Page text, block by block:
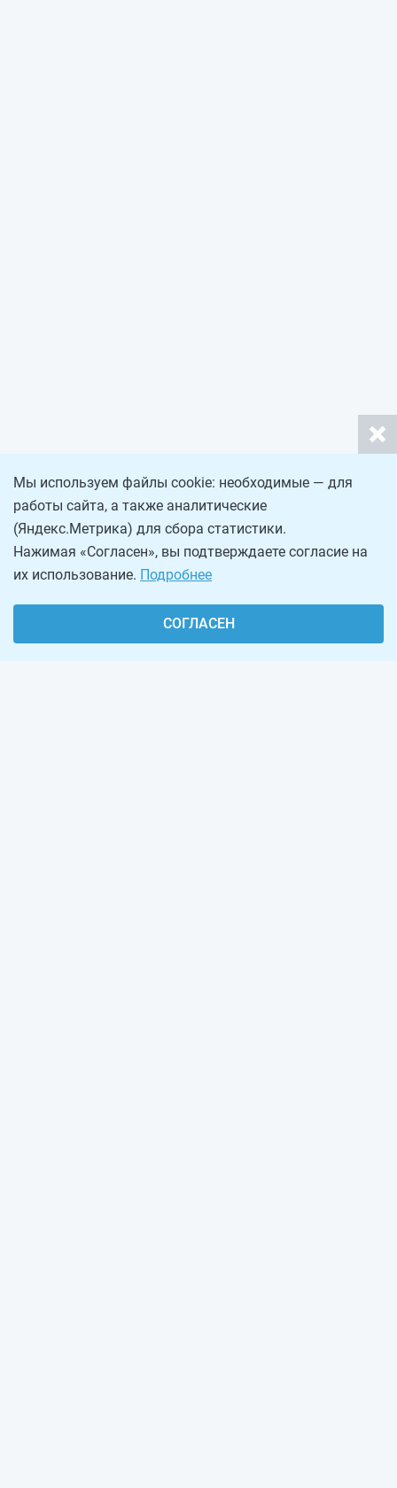
Мы используем файлы cookie: необходимые — для
работы сайта, а также аналитические
(Яндекс.Метрика) для сбора статистики.
Нажимая «Согласен», вы подтверждаете согласие на
их использование. Подробнее
СОГЛАСЕН